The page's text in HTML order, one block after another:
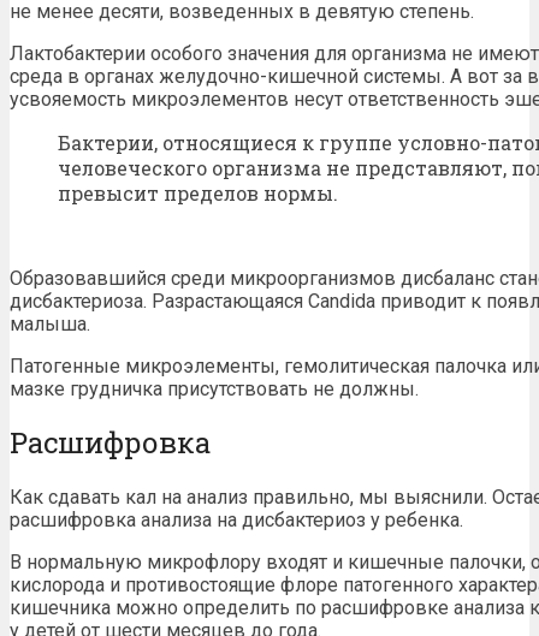
не менее десяти, возведенных в девятую степень.
Лактобактерии особого значения для организма не
среда в органах желудочно-кишечной системы. А вот за
усвояемость микроэлементов несут ответственность
Бактерии, относящиеся к группе условно-
человеческого организма не представляют,
превысит пределов нормы.
Образовавшийся среди микроорганизмов дисбаланс
дисбактериоза. Разрастающаяся Candida приводит к
малыша.
Патогенные микроэлементы, гемолитическая палочка
мазке грудничка присутствовать не должны.
Расшифровка
Как сдавать кал на анализ правильно, мы выяснили.
расшифровка анализа на дисбактериоз у ребенка.
В нормальную микрофлору входят и кишечные
кислорода и противостоящие флоре патогенного
кишечника можно определить по расшифровке анализа
у детей от шести месяцев до года.